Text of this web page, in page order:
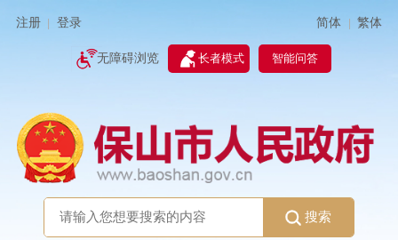
注册 登录 简体 | 繁体
无障碍浏览 长者模式 智能问答
搜索